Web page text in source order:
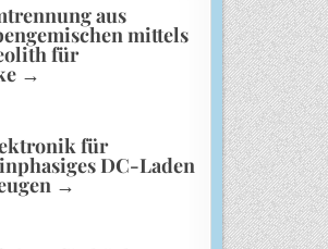
aus
mittels
für
→
für
DC-Laden
→